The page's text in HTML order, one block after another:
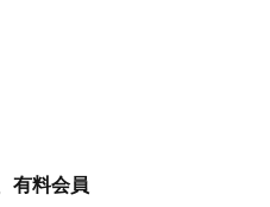
有料会員